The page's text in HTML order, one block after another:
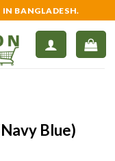
BANGLADESH.
Blue)